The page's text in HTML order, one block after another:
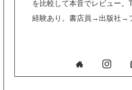
を比較して本音でレビュー。
経験あり。書店員→出版社→